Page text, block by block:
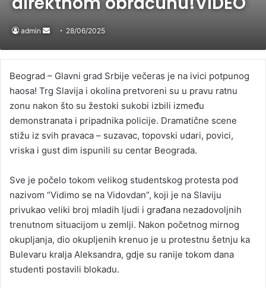
admin
Send
email
28/06/2025
Beograd – Glavni grad Srbije večeras je na ivici potpunog
haosa! Trg Slavija i okolina pretvoreni su u pravu ratnu
zonu nakon što su žestoki sukobi izbili između
demonstranata i pripadnika policije. Dramatične scene
stižu iz svih pravaca – suzavac, topovski udari, povici,
vriska i gust dim ispunili su centar Beograda.
Sve je počelo tokom velikog studentskog protesta pod
nazivom “Vidimo se na Vidovdan”, koji je na Slaviju
privukao veliki broj mladih ljudi i građana nezadovoljnih
trenutnom situacijom u zemlji. Nakon početnog mirnog
okupljanja, dio okupljenih krenuo je u protestnu šetnju ka
Bulevaru kralja Aleksandra, gdje su ranije tokom dana
studenti postavili blokadu.